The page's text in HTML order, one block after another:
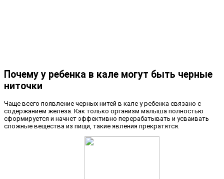
Почему у ребенка в кале могут быть черные
ниточки
Чаще всего появление черных нитей в кале у ребенка связано с
содержанием железа. Как только организм малыша полностью
сформируется и начнет эффективно перерабатывать и усваивать
сложные вещества из пищи, такие явления прекратятся.